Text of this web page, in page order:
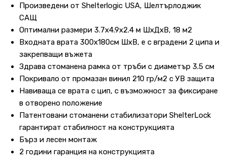
Произведени от Shelterlogic USA, Шелтърлоджик
САЩ
Оптимални размери 3.7х4.9х2.4 м ШхДхВ, 18 м2
Входната врата 300х180см ШхВ, е с вградени 2 ципа и
закрепващи въжета
Здрава стоманена рамка от тръби с диаметър 3.5 см
Покривало от промазан винил 210 гр/м2 с УВ защита
Навиваща се врата с цип, с възможност за фиксиране
в отворено положение
Патентовани стоманени стабилизатори ShelterLock
гарантират стабилност на конструкцията
Бърз и лесен монтаж
2 години гаранция на конструкцията